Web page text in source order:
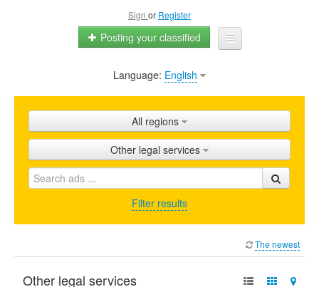
Sign or Register
Posting your classified
Home
Shops
Promotion
FAQ
Language: English
All regions
Other legal services
Filter results
The newest
Other legal services